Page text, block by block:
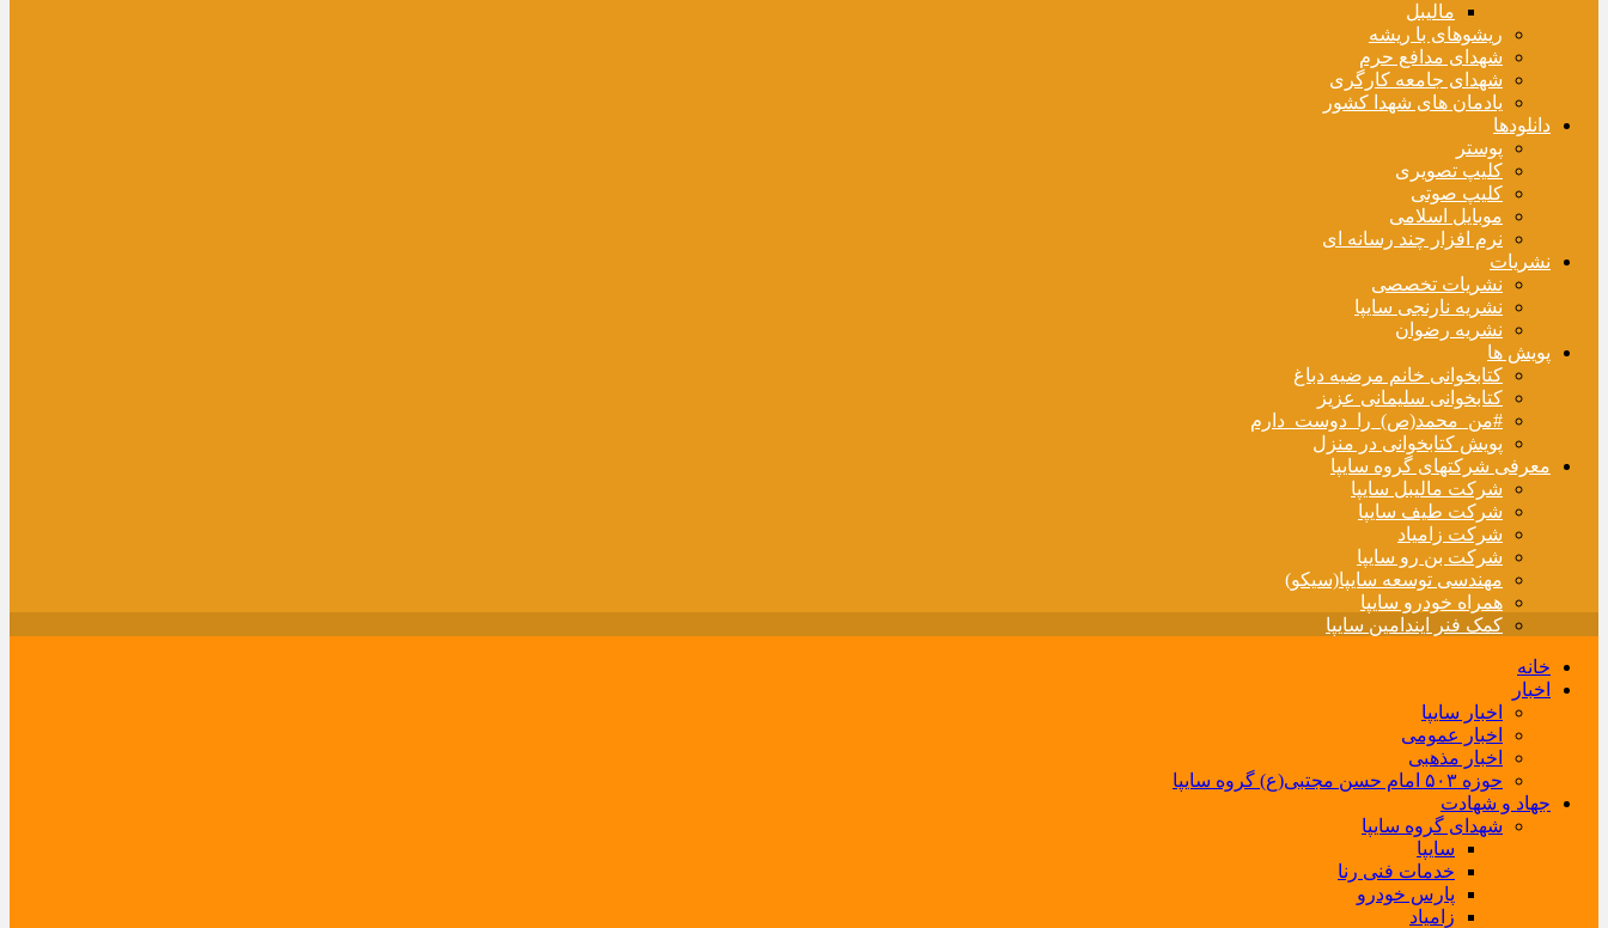
مالیبل
ریشوهای با ریشه
شهدای مدافع حرم
شهدای جامعه کارگری
یادمان های شهدا کشور
دانلودها
پوستر
کلیپ تصویری
کلیپ صوتی
موبایل اسلامی
نرم افزار چند رسانه ای
نشریات
نشریات تخصصی
نشریه نارنجی سایپا
نشریه رضوان
پویش ها
کتابخوانی خانم مرضیه دباغ
کتابخوانی سلیمانی عزیز
#من_محمد(ص)_را_دوست_دارم
پویش کتابخوانی در منزل
معرفی شرکتهای گروه سایپا
شرکت مالیبل سایپا
شرکت طیف سایپا
شرکت زامیاد
شرکت بن رو سایپا
مهندسی توسعه سایپا(سیکو)
همراه خودرو سایپا
کمک فنر ایندامین سایپا
خانه
اخبار
اخبار سایپا
اخبار عمومی
اخبار مذهبی
حوزه ۵۰۳ امام حسن مجتبی(ع) گروه سایپا
جهاد و شهادت
شهدای گروه سایپا
سایپا
خدمات فنی رنا
پارس خودرو
زامیاد